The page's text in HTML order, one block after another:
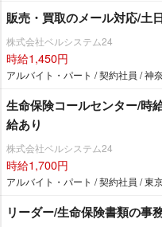
販売・買取のメール対応/土
株式会社ベルシステム24
時給1,450円
アルバイト・パート / 契約社員 / 神
生命保険コールセンター/時
給あり
株式会社ベルシステム24
時給1,700円
アルバイト・パート / 契約社員 / 東
リーダー/生命保険書類の事